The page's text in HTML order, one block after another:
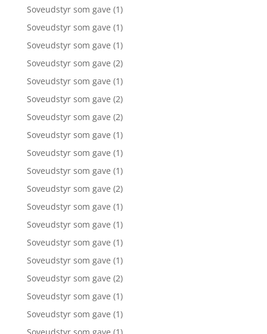
Soveudstyr som gave (1)
Soveudstyr som gave (1)
Soveudstyr som gave (1)
Soveudstyr som gave (2)
Soveudstyr som gave (1)
Soveudstyr som gave (2)
Soveudstyr som gave (2)
Soveudstyr som gave (1)
Soveudstyr som gave (1)
Soveudstyr som gave (1)
Soveudstyr som gave (2)
Soveudstyr som gave (1)
Soveudstyr som gave (1)
Soveudstyr som gave (1)
Soveudstyr som gave (1)
Soveudstyr som gave (2)
Soveudstyr som gave (1)
Soveudstyr som gave (1)